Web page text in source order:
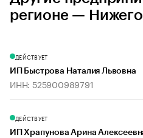
регионе —
ДЕЙСТВУЕТ
ИП Быстрова Наталия Львовна
ИНН: 525900989791
ДЕЙСТВУЕТ
ИП Храпунова Арина